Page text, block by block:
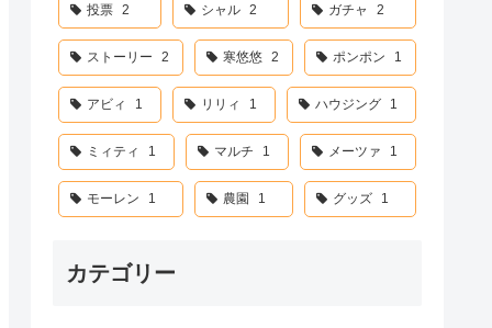
投票 2 シャル 2 ガチャ 2
ストーリー 2 寒悠悠 2 ポンポン 1
アビィ 1 リリィ 1 ハウジング 1
ミィティ 1 マルチ 1 メーツァ 1
モーレン 1 農園 1 グッズ 1
カテゴリー